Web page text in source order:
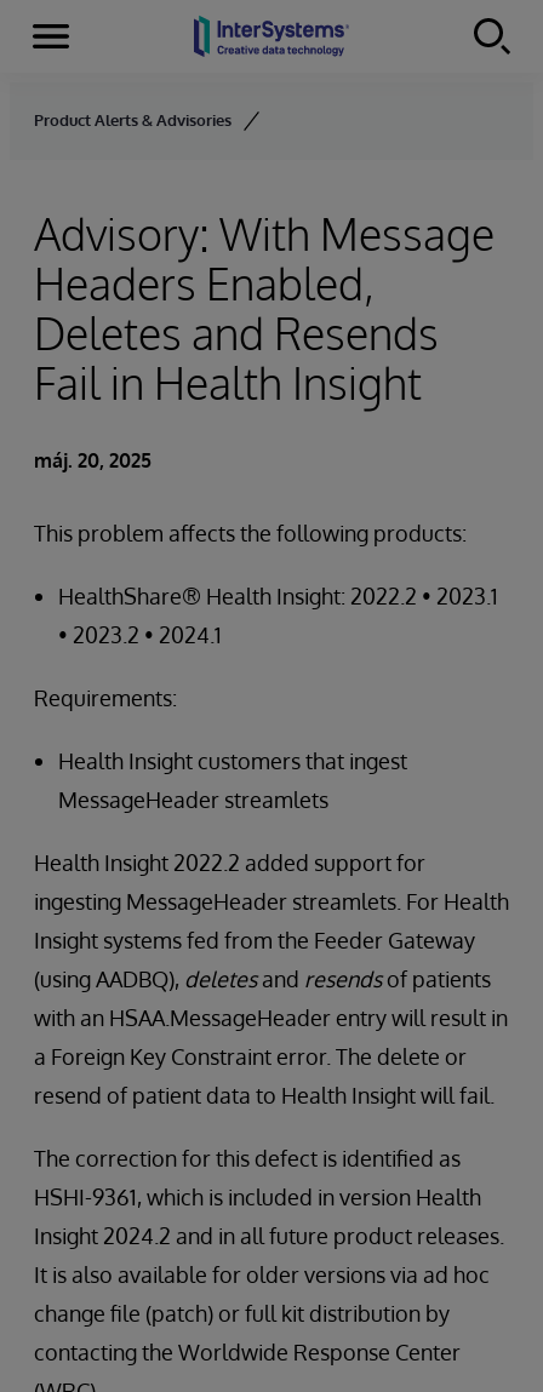
Skip to content
Menu
Product Alerts & Advisories
Advisory: With Message
Headers Enabled,
Deletes and Resends
Fail in Health Insight
máj. 20, 2025
This problem affects the following products:
HealthShare® Health Insight: 2022.2 • 2023.1
• 2023.2 • 2024.1
Requirements:
Health Insight customers that ingest
MessageHeader streamlets
Health Insight 2022.2 added support for
ingesting MessageHeader streamlets. For Health
Insight systems fed from the Feeder Gateway
(using AADBQ), deletesand resendsof patients
with an HSAA.MessageHeader entry will result in
a Foreign Key Constraint error. The delete or
resend of patient data to Health Insight will fail.
The correction for this defect is identified as
HSHI-9361, which is included in version Health
Insight 2024.2 and in all future product releases.
It is also available for older versions via ad hoc
change file (patch) or full kit distribution by
contacting the Worldwide Response Center